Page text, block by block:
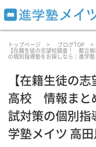
トップページ ブログTOP
【在籍生徒の志望校調査！ 都立
の個別指導塾をお探しなら｜進学
【在籍生徒の
高校 情報まと
試対策の個別
学塾メイツ 高